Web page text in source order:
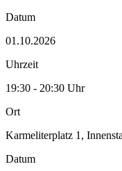
Datum
01.10.2026
Uhrzeit
19:30 - 20:30 Uhr
Ort
Karmeliterplatz 1,
Datum